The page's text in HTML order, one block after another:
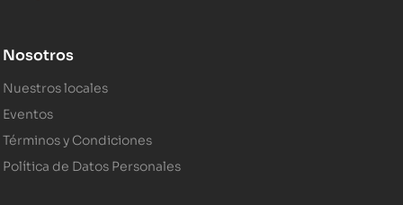
Nosotros
Nuestros locales
Eventos
Términos y Condiciones
Política de Datos Personales